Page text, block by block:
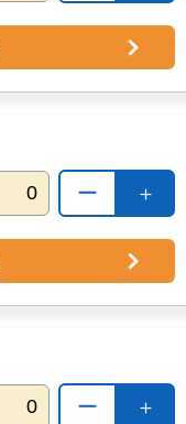
＋
ー
＋
ー